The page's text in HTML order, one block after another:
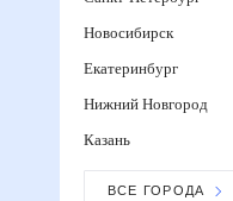
Новосибирск
Екатеринбург
Нижний Новгород
Казань
ВСЕ ГОРОДА